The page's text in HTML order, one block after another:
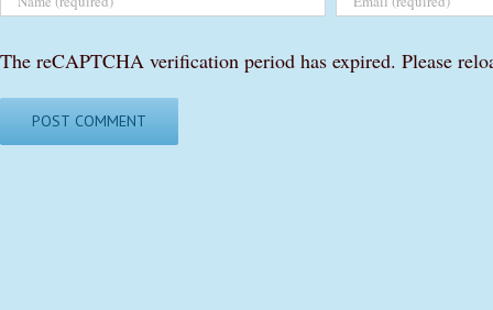
The reCAPTCHA verification period has expired. Please